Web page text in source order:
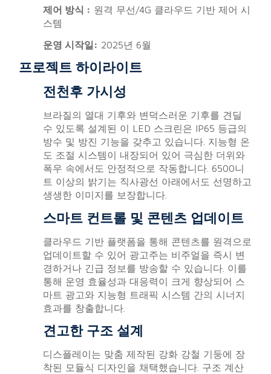
제어 방식 : 원격 무선/4G 클라우드 기반 제어 시
스템
운영 시작일: 2025년 6월
프로젝트 하이라이트
전천후 가시성
브라질의 열대 기후와 변덕스러운 기후를 견딜
수 있도록 설계된 이 LED 스크린은 IP65 등급의
방수 및 방진 기능을 갖추고 있습니다. 지능형 온
도 조절 시스템이 내장되어 있어 극심한 더위와
폭우 속에서도 안정적으로 작동합니다. 6500니
트 이상의 밝기는 직사광선 아래에서도 선명하고
생생한 이미지를 보장합니다.
스마트 컨트롤 및 콘텐츠 업데이트
클라우드 기반 플랫폼을 통해 콘텐츠를 원격으로
업데이트할 수 있어 광고주는 비주얼을 즉시 변
경하거나 긴급 정보를 방송할 수 있습니다. 이를
통해 운영 효율성과 대응력이 크게 향상되어 스
마트 광고와 지능형 트래픽 시스템 간의 시너지
효과를 창출합니다.
견고한 구조 설계
디스플레이는 맞춤 제작된 강화 강철 기둥에 장
착된 모듈식 디자인을 채택했습니다. 구조 계산